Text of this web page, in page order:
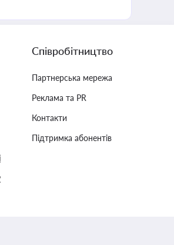
Співробітництво
Партнерська мережа
Реклама та PR
Контакти
Підтримка абонентів